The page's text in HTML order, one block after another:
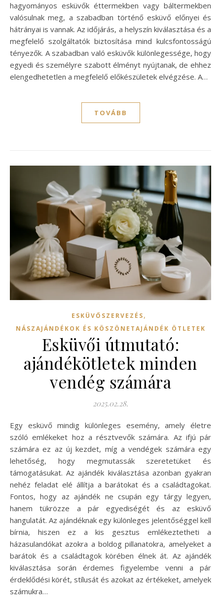
hagyományos esküvők éttermekben vagy báltermekben
valósulnak meg, a szabadban történő esküvő előnyei és
hátrányai is vannak. Az időjárás, a helyszín kiválasztása és a
megfelelő szolgáltatók biztosítása mind kulcsfontosságú
tényezők. A szabadban való esküvők különlegessége, hogy
egyedi és személyre szabott élményt nyújtanak, de ehhez
elengedhetetlen a megfelelő előkészületek elvégzése. A…
TOVÁBB
ESKÜVŐSZERVEZÉS,
NÁSZAJÁNDÉKOK ÉS KÖSZÖNETAJÁNDÉK ÖTLETEK
Esküvői útmutató:
ajándékötletek minden
vendég számára
2025.02.28.
Egy esküvő mindig különleges esemény, amely életre
szóló emlékeket hoz a résztvevők számára. Az ifjú pár
számára ez az új kezdet, míg a vendégek számára egy
lehetőség, hogy megmutassák szeretetüket és
támogatásukat. Az ajándék kiválasztása azonban gyakran
nehéz feladat elé állítja a barátokat és a családtagokat.
Fontos, hogy az ajándék ne csupán egy tárgy legyen,
hanem tükrözze a pár egyediségét és az esküvő
hangulatát. Az ajándéknak egy különleges jelentőséggel kell
bírnia, hiszen ez a kis gesztus emlékeztetheti a
házasulandókat azokra a boldog pillanatokra, amelyeket a
barátok és a családtagok körében élnek át. Az ajándék
kiválasztása során érdemes figyelembe venni a pár
érdeklődési körét, stílusát és azokat az értékeket, amelyek
számukra…